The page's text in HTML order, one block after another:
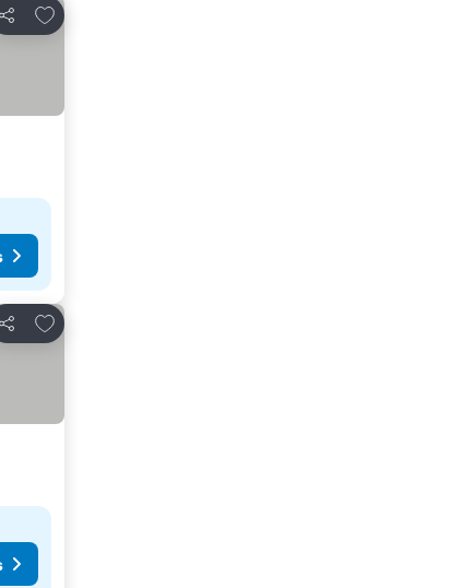
Partilhar
Adicionar aos favoritos
Partilhar
Adicionar aos favoritos